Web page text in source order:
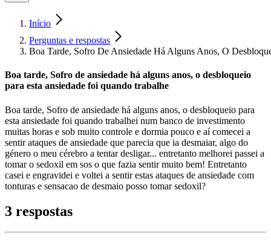
Início
Perguntas e respostas
Boa Tarde, Sofro De Ansiedade Há Alguns Anos, O
Boa tarde, Sofro de ansiedade há alguns anos, o desbloqueio
para esta ansiedade foi quando trabalhe
Boa tarde, Sofro de ansiedade há alguns anos, o desbloqueio para
esta ansiedade foi quando trabalhei num banco de investimento
muitas horas e sob muito controle e dormia pouco e aí comecei a
sentir ataques de ansiedade que parecia que ia desmaiar, algo do
género o meu cérebro a tentar desligar... entretanto melhorei passei a
tomar o sedoxil em sos o que fazia sentir muito bem! Entretanto
casei e engravidei e voltei a sentir estas ataques de ansiedade com
tonturas e sensacao de desmaio posso tomar sedoxil?
3 respostas